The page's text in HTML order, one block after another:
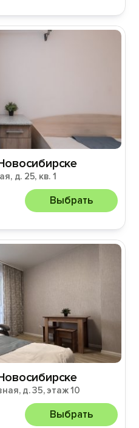
д. 25, кв. 1
Выбрать
д. 35, этаж 10
Выбрать